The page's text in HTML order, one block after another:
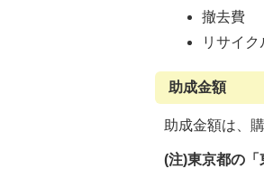
撤去費
リサイク
助成金額
助成金額は、
(注)東京都の「